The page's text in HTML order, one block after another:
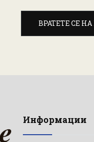
ВРАТЕТЕ СЕ
Информации